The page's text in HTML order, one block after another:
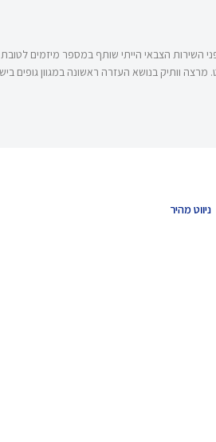
השירות הצבאי הייתי שותף במספר מיזמים
וותיק בנושא העזרה ראשונה במגוון גופים
ניווט מהיר